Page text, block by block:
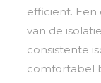
efficiënt.
van de
consistente
comfortabel